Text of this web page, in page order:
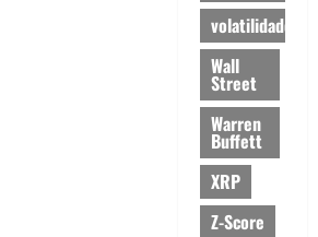
volatilidade
Wall
Street
Warren
Buffett
XRP
Z-Score